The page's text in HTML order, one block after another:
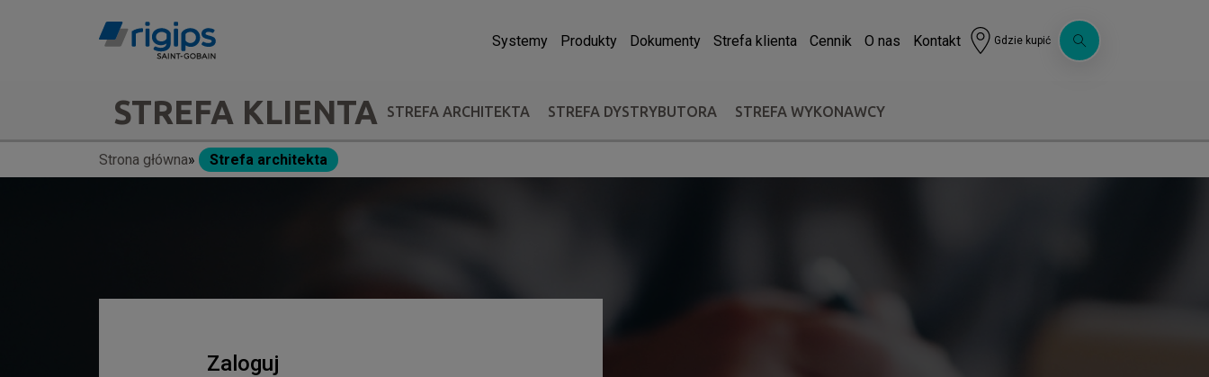
Systemy Produkty Dokumenty Strefa klienta Cennik O nas Kontakt Gdzie kupić
navigation
-
STREFA KLIENTA STREFA ARCHITEKTA STREFA DYSTRYBUTORA STREFA WYKONAWCY
Ścieżka
Strona główna Strefa architekta
Zaloguj